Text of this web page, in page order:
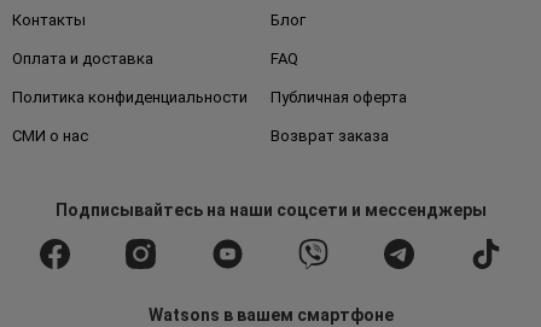
Контакты Блог
Оплата и доставка FAQ
Политика конфиденциальности Публичная оферта
СМИ о нас Возврат заказа
Подписывайтесьна наши соцсети и мессенджеры
Watsons в вашем смартфоне